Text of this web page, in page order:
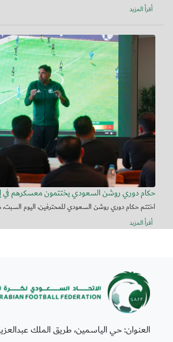
أقرأ المزيد
حكام دوري روشن السعودي يختتمون معسكرهم في
اختتم حكام دوري روشن السعودي للمحترفين، اليوم
أقرأ المزيد
العنوان: حي الياسمين، طريق الملك